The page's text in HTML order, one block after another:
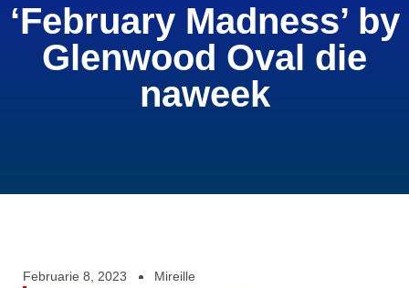
‘February Madness’ by
Glenwood Oval die
naweek
Februarie 8, 2023 Mireille